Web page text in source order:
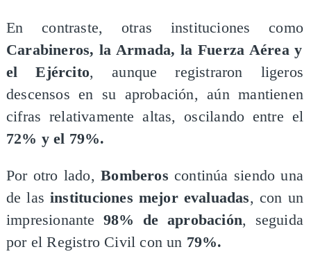
​En contraste, otras instituciones como
Carabineros, la Armada, la Fuerza Aérea y
el Ejército, aunque registraron ligeros
descensos en su aprobación, aún mantienen
cifras relativamente altas, oscilando entre el
72% y el 79%.
​Por otro lado,Bomberos continúa siendo una
de lasinstituciones mejor evaluadas, con un
impresionante 98% de aprobación, seguida
por el Registro Civil con un 79%.